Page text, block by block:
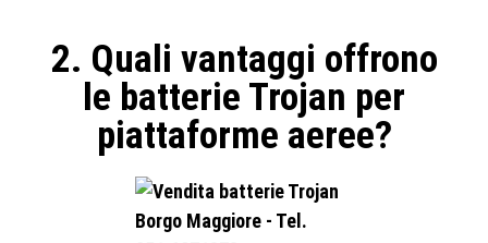
2. Quali vantaggi offrono
le batterie Trojan per
piattaforme aeree?